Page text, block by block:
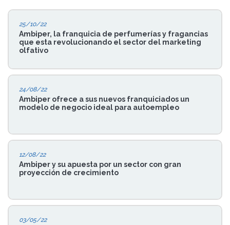
25/10/22
Ambiper, la franquicia de perfumerías y fragancias
que esta revolucionando el sector del marketing
olfativo
24/08/22
Ambiper ofrece a sus nuevos franquiciados un
modelo de negocio ideal para autoempleo
12/08/22
Ambiper y su apuesta por un sector con gran
proyección de crecimiento
03/05/22